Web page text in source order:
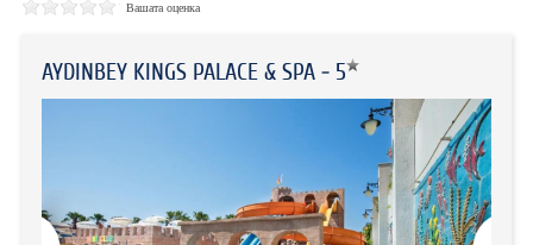
ХОТЕЛИ В ТУРЦИЯ
ТУРЦИЯ С КОЛА
ХОТЕЛИ В АЛБАНИЯ
Вашата оценка
AYDINBEY KINGS PALACE & SPA - 5